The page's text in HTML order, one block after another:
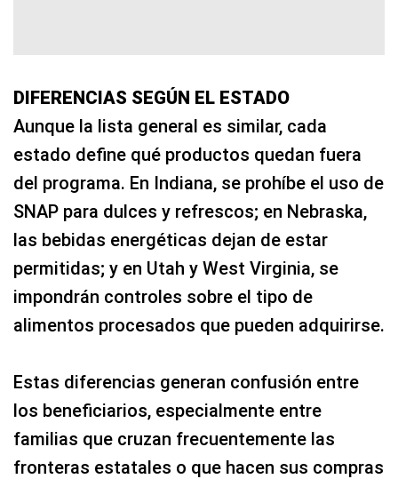
DIFERENCIAS SEGÚN EL ESTADO
Aunque la lista general es similar, cada
estado define qué productos quedan fuera
del programa. En Indiana, se prohíbe el uso de
SNAP para dulces y refrescos; en Nebraska,
las bebidas energéticas dejan de estar
permitidas; y en Utah y West Virginia, se
impondrán controles sobre el tipo de
alimentos procesados que pueden adquirirse.
Estas diferencias generan confusión entre
los beneficiarios, especialmente entre
familias que cruzan frecuentemente las
fronteras estatales o que hacen sus compras